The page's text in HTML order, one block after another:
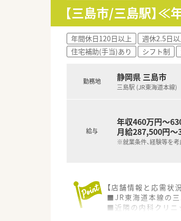
≪おすすめポイン
■薬剤師常勤7名、
■勤務時間や勤務曜
■病院経験は不問、
■最寄駅から徒歩2
【三島市/三島駅】
年間休日120日以上 週休2.5日
住宅補助(手当)あり
シフト制
勤務地 静岡県 三島市
三島駅 (JR東海道本線)
給与
年収460万円～
月給287,500円～
※就業条件、経験等を考
【店舗情報と応需状
■JR東海道本線の三
■近隣の内科クリニ